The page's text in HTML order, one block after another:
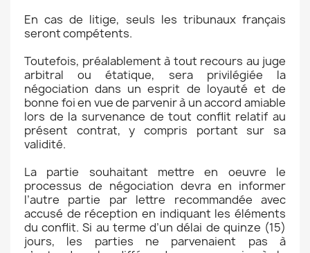
En cas de litige, seuls les tribunaux français
seront compétents.
Toutefois, préalablement à tout recours au juge
arbitral ou étatique, sera privilégiée la
négociation dans un esprit de loyauté et de
bonne foi en vue de parvenir à un accord amiable
lors de la survenance de tout conflit relatif au
présent contrat, y compris portant sur sa
validité.
La partie souhaitant mettre en oeuvre le
processus de négociation devra en informer
l’autre partie par lettre recommandée avec
accusé de réception en indiquant les éléments
du conflit. Si au terme d’un délai de quinze (15)
jours, les parties ne parvenaient pas à